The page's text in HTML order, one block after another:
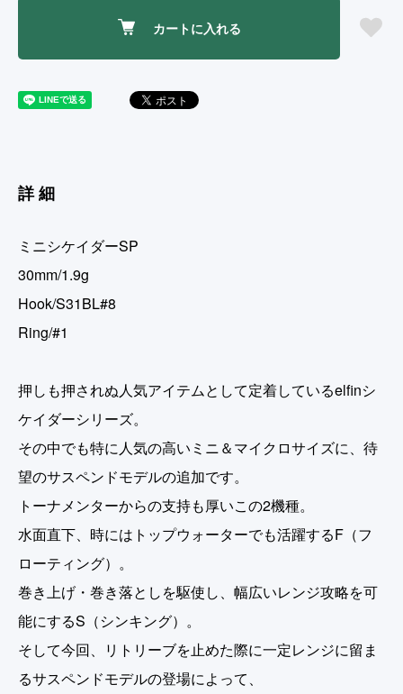
カートに入れる
詳細
ミニシケイダーSP
30mm/1.9g
Hook/S31BL#8
Ring/#1
押しも押されぬ人気アイテムとして定着しているelfinシ
ケイダーシリーズ。
その中でも特に人気の高いミニ＆マイクロサイズに、待
望のサスペンドモデルの追加です。
トーナメンターからの支持も厚いこの2機種。
水面直下、時にはトップウォーターでも活躍するF（フ
ローティング）。
巻き上げ・巻き落としを駆使し、幅広いレンジ攻略を可
能にするS（シンキング）。
そして今回、リトリーブを止めた際に一定レンジに留ま
るサスペンドモデルの登場によって、